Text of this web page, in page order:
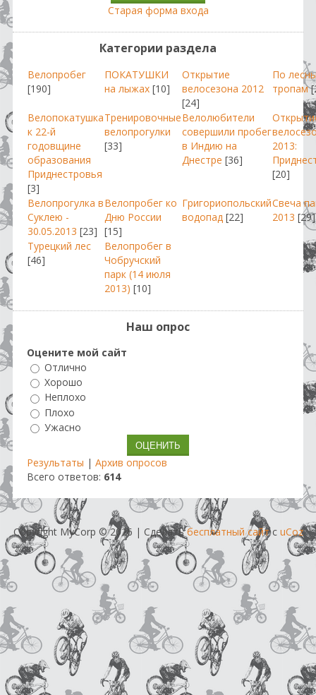
Старая форма входа
Категории раздела
Велопробег
[190]
ПОКАТУШКИ
на лыжах [10]
Открытие
велосезона 2012
[24]
По
тропам
Велопокатушка
к 22-й
годовщине
образования
Приднестровья
[3]
Тренировочные
велопрогулки
[33]
Велолюбители
совершили пробег
в Индию на
Днестре [36]
2013:
[20]
Велопрогулка в
Суклею -
30.05.2013 [23]
Велопробег ко
Дню России
[15]
Григориопольский
водопад [22]
Свеча
2013 [29]
Турецкий лес
[46]
Велопробег в
Чобручский
парк (14 июля
2013) [10]
Наш опрос
Оцените мой сайт
Отлично
Хорошо
Неплохо
Плохо
Ужасно
Результаты | Архив опросов
Всего ответов: 614
Copyright MyCorp © 2026 | Сделатьбесплатный сайтс uCoz